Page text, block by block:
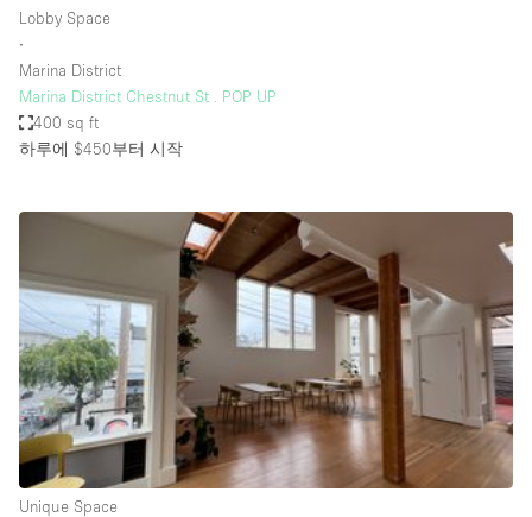
Daylight
Elevator
Fitting Rooms
Garden
Ground Floor
Handicap Accessible
Haussmann Style
Heating
Industrial
Internet
Lobby Space
∙
Marina District
Marina District Chestnut St . POP UP
400 sq ft
하루에 $450부터 시작
Unique Space